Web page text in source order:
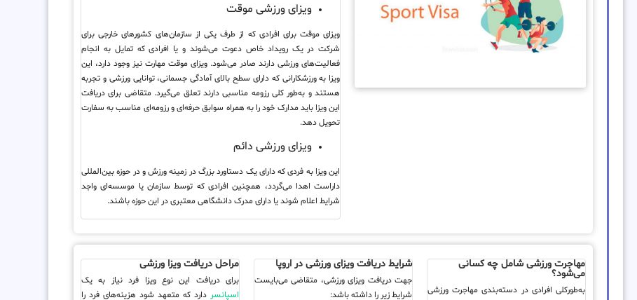
ویزای ورزشی موقت
ویزای موقت برای افرادی که از طرف یکی از سازمان‌های کشورهای خارجی برای
شرکت در یک رویداد خاص دعوت می‌شوند و یا افرادی که تمایل به انجام
فعالیت‌های ورزشی دارند صادر می‌شود. ویزای موقت مهارت نیز وجود دارد، این
ویزا به ورزشکارانی که دارای سطح بالای آمادگی جسمانی، توانایی ورزشی و تجربه
هستند و به‌طور کلی رزومه مناسبی دارند تعلق می‌گیرد. متقاضی برای دریافت
این ویزا باید مدارک خود را به همراه سوابق حرفه‌ای و رزومه‌ای مناسب به سفارت
تحویل دهد.
ویزای ورزشی دائم
این ویزا به فردی که دارای یک دستاورد بزرگ در زمینه ورزش و در حوزه بین‌المللی
داراست اهدا می‌گردد، همچنین افرادی که توسط سازمان یا موسسه‌ای واجد
شرایط اعلام شوند یا دارای مدرک دانشگاهی معتبری در این حوزه باشند.
مهاجرت ورزشی شامل چه کسانی
می‌شود؟
به‌طورکلی افرادی در دسته‌بندی مهاجرت ورزشی
شرایط دریافت ویزای ورزشی در اروپا
جهت دریافت ویزای ورزشی، متقاضی می‌بایست
شرایط زیر را داشته باشد:
مراحل دریافت ویزا ورزشی
برای دریافت این نوع ویزا فرد نیاز به یک
اسپانسر دارد که متعهد شود هزینه‌های فرد را